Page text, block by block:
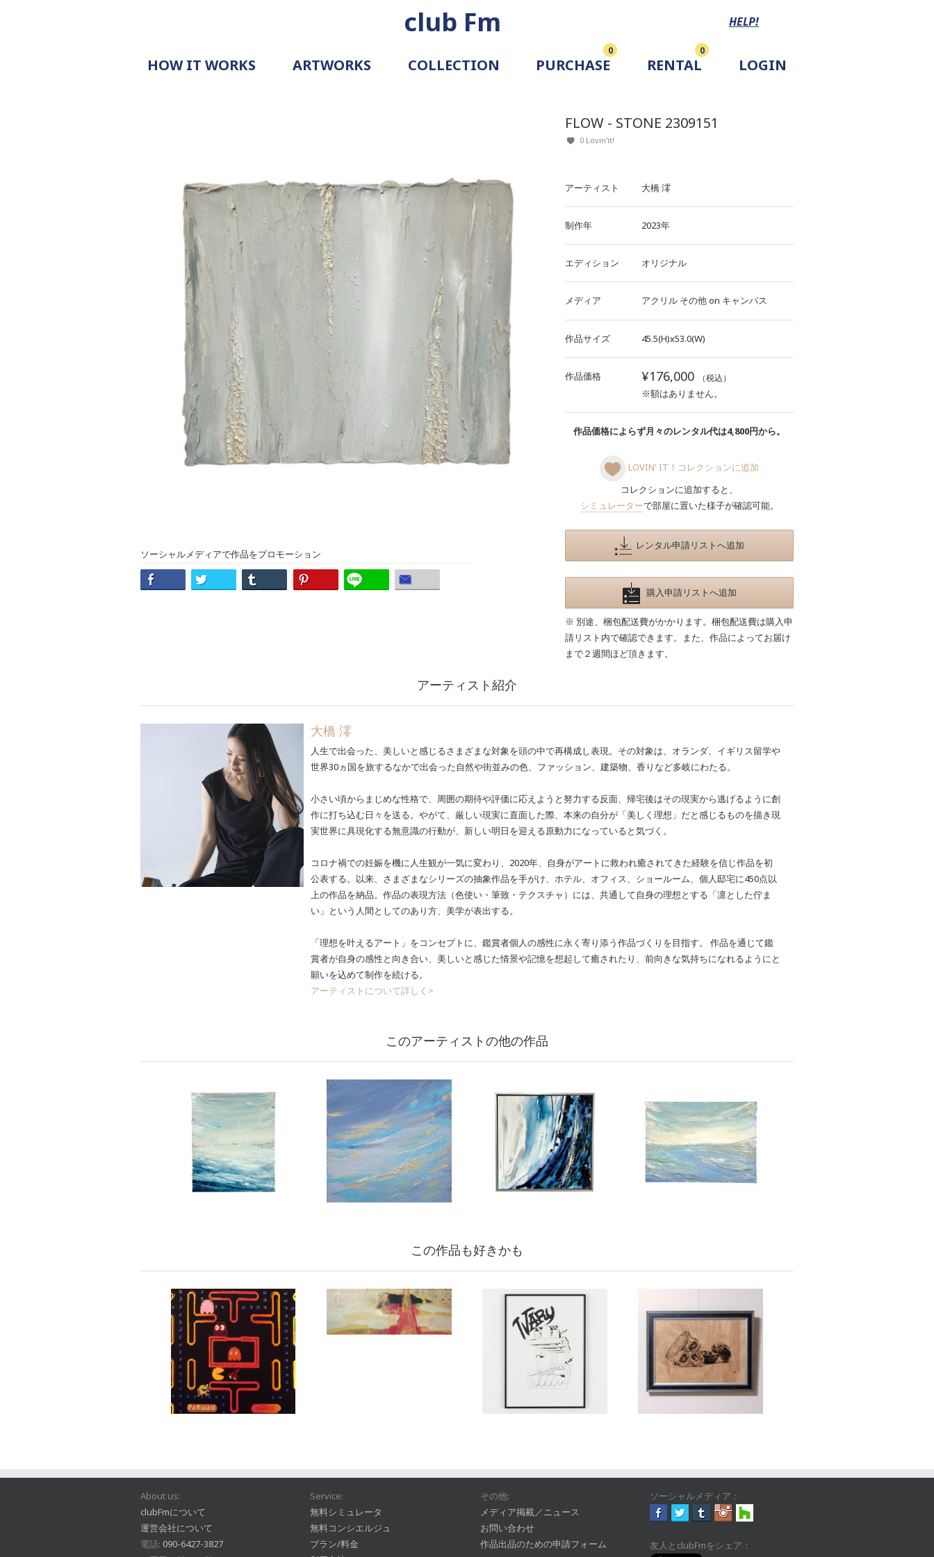
club Fm HELP!
HOW IT WORKS
DOCUMENT
REQUEST
ARTWORKS
COLLECTION
PURCHASE
0
RENTAL
0
LOGIN
ソーシャルメディアで作品をプロモーション
FLOW - STONE 2309151
0 Lovin'it!
アーティスト 大橋 澪
制作年 2023年
エディション オリジナル
メディア アクリル その他on キャンバス
作品サイズ 45.5(H)x53.0(W)
作品価格 ¥176,000 （税込）
※額はありません。
作品価格によらず月々のレンタル代は4,800円から。
LOVIN' IT！コレクションに追加
コレクションに追加すると、
シミュレーターで部屋に置いた様子が確認可能。
レンタル申請リストへ追加
購入申請リストへ追加
※ 別途、梱包配送費がかかります。梱包配送費は購入申
請リスト内で確認できます。また、作品によってお届け
まで２週間ほど頂きます。
アーティスト紹介
大橋 澪
人生で出会った、美しいと感じるさまざまな対象を頭の中で再構成し表現。その対象は、オランダ、イギリス留学や
世界30ヵ国を旅するなかで出会った自然や街並みの色、ファッション、建築物、香りなど多岐にわたる。
小さい頃からまじめな性格で、周囲の期待や評価に応えようと努力する反面、帰宅後はその現実から逃げるように創
作に打ち込む日々を送る。やがて、厳しい現実に直面した際、本来の自分が「美しく理想」だと感じるものを描き現
実世界に具現化する無意識の行動が、新しい明日を迎える原動力になっていると気づく。
コロナ禍での妊娠を機に人生観が一気に変わり、2020年、自身がアートに救われ癒されてきた経験を信じ作品を初
公表する。以来、さまざまなシリーズの抽象作品を手がけ、ホテル、オフィス、ショールーム、個人邸宅に450点以
上の作品を納品。作品の表現方法（色使い・筆致・テクスチャ）には、共通して自身の理想とする「凛とした佇ま
い」という人間としてのあり方、美学が表出する。
「理想を叶えるアート」をコンセプトに、鑑賞者個人の感性に永く寄り添う作品づくりを目指す。 作品を通じて鑑
賞者が自身の感性と向き合い、美しいと感じた情景や記憶を想起して癒されたり、前向きな気持ちになれるようにと
願いを込めて制作を続ける。
アーティストについて詳しく>
このアーティストの他の作品
この作品も好きかも
About us:
clubFmについて
運営会社について
電話: 090-6427-3827
Service:
無料シミュレータ
無料コンシエルジュ
プラン/料金
その他:
メディア掲載／ニュース
お問い合わせ
作品出品のための申請フォーム
ソーシャルメディア：
友人とclubFmをシェア：